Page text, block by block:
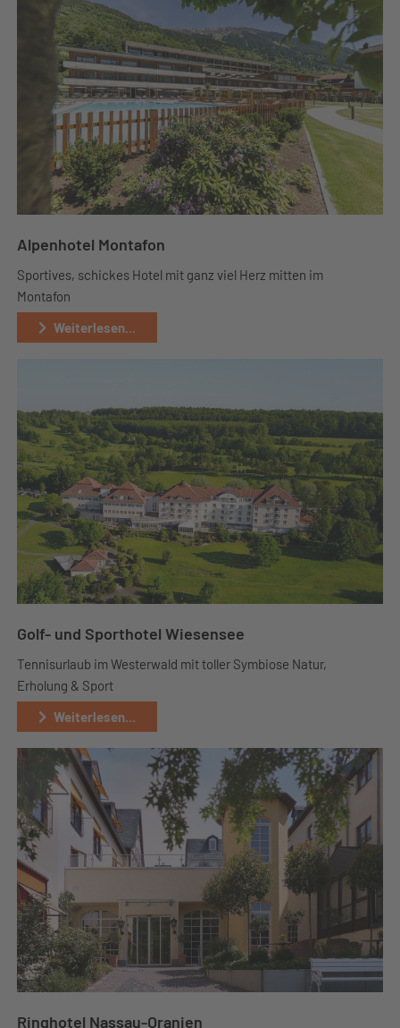
Alpenhotel Montafon
Sportives, schickes Hotel mit ganz viel Herz mitten im
Montafon
Weiterlesen...
Golf- und Sporthotel Wiesensee
Tennisurlaub im Westerwald mit toller Symbiose Natur,
Erholung & Sport
Weiterlesen...
Ringhotel Nassau-Oranien